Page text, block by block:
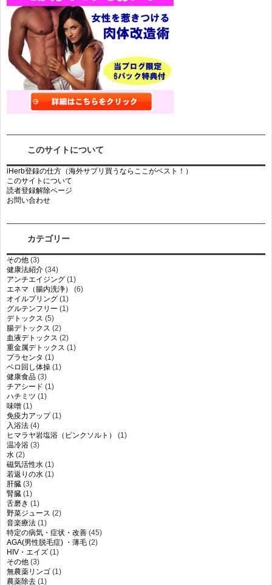
このサイトについて
iHerb登録の仕方（海外サプリ買うならここがベスト！）
このサイトについて
読者登録解除ページ
お問い合わせ
カテゴリー
その他 (3)
健康法紹介 (34)
アンチエイジング (1)
エネマ（腸内洗浄）
(6)
オイルプリング (1)
グルテンフリー (1)
デトックス (5)
腸デトックス (2)
血液デトックス (2)
重金属デトックス (1)
プラセンタ (1)
ベロ回し体操 (1)
健康食品 (3)
チアシード (1)
ハチミツ (1)
味噌 (1)
免疫力アップ(1)
入浴法 (4)
ヒマラヤ岩塩浴（ピンクソルト）
(1)
温冷浴 (3)
水 (2)
磁気活性水 (1)
若返りの水 (1)
肝臓 (3)
腎臓 (1)
舌磨き (1)
野菜ジュース (2)
音楽療法 (1)
特定の病気・症状・改善 (45)
AGA(男性脱毛症) ・薄毛 (2)
HIV・エイズ (1)
その他 (3)
無農薬リンゴ (1)
農薬除去 (1)